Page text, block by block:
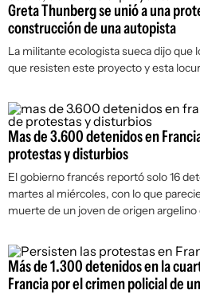
Greta Thunberg se unió a una
construcción de una autopista
La militante ecologista sueca dijo que
que resisten este proyecto y esta
Mas de 3.600 detenidos en
protestas y disturbios
El gobierno francés reportó solo 16
martes al miércoles, con lo que
muerte de un joven de origen
Más de 1.300 detenidos en la
Francia por el crimen policial de